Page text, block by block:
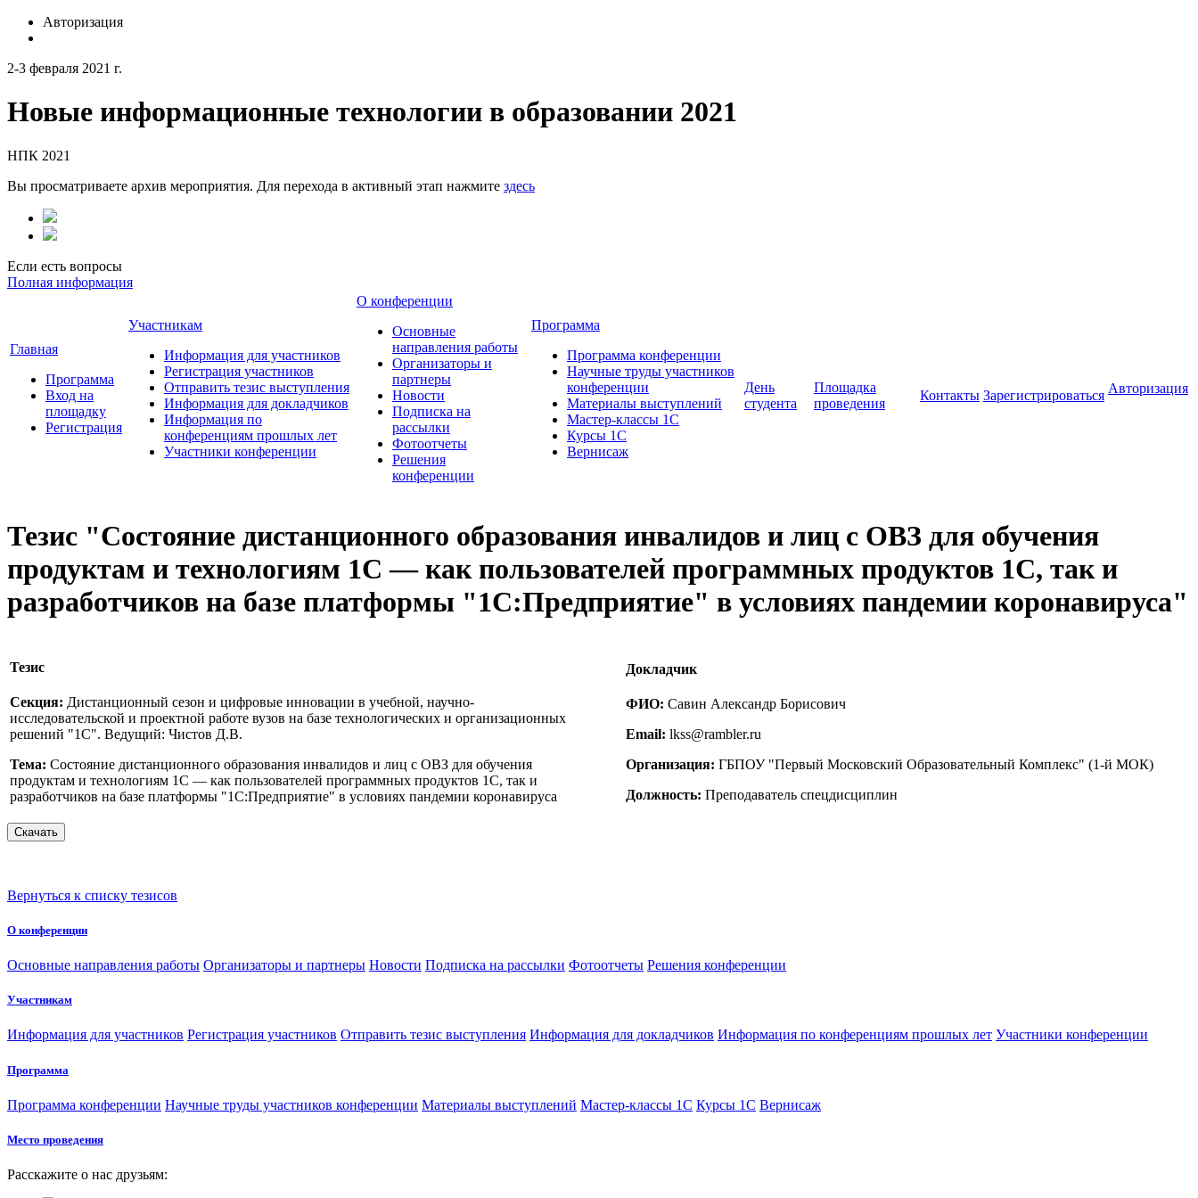
Авторизация
2-3 февраля 2021 г.
Новые информационные технологии в образовании 2021
НПК 2021
Вы просматриваете архив мероприятия. Для перехода в активный этап нажмите здесь
Если есть вопросы
Полная информация
Главная
Программа
Вход на
площадку
Регистрация
Участникам
Информация для участников
Регистрация участников
Отправить тезис выступления
Информация для докладчиков
Информация по
конференциям прошлых лет
Участники конференции
О конференции
Основные
направления работы
Организаторы и
партнеры
Новости
Подписка на
рассылки
Фотоотчеты
Решения
конференции
Программа
Программа конференции
Научные труды участников
конференции
Материалы выступлений
Мастер-классы 1С
Курсы 1С
Вернисаж
День
студента
Площадка
проведения
Контакты Зарегистрироваться Авторизация
Тезис "Состояние дистанционного образования инвалидов и лиц с ОВЗ для обучения
продуктам и технологиям 1С — как пользователей программных продуктов 1С, так и
разработчиков на базе платформы "1С:Предприятие" в условиях пандемии коронавируса"
Тезис
Секция: Дистанционный сезон и цифровые инновации в учебной, научно-
исследовательской и проектной работе вузов на базе технологических и организационных
решений "1С". Ведущий: Чистов Д.В.
Тема: Состояние дистанционного образования инвалидов и лиц с ОВЗ для обучения
продуктам и технологиям 1С — как пользователей программных продуктов 1С, так и
разработчиков на базе платформы "1С:Предприятие" в условиях пандемии коронавируса
Докладчик
ФИО: Савин Александр Борисович
Email: lkss@rambler.ru
Организация: ГБПОУ "Первый Московский Образовательный Комплекс" (1-й МОК)
Должность: Преподаватель спецдисциплин
Вернуться к списку тезисов
О конференции
Основные направления работы Организаторы и партнеры Новости Подписка на рассылки Фотоотчеты Решения конференции
Участникам
Информация для участников Регистрация участников Отправить тезис выступления Информация для докладчиков Информация по конференциям прошлых лет Участники конференции
Программа
Программа конференции Научные труды участников конференции Материалы выступлений Мастер-классы 1С Курсы 1С Вернисаж
Место проведения
Расскажите о нас друзьям: